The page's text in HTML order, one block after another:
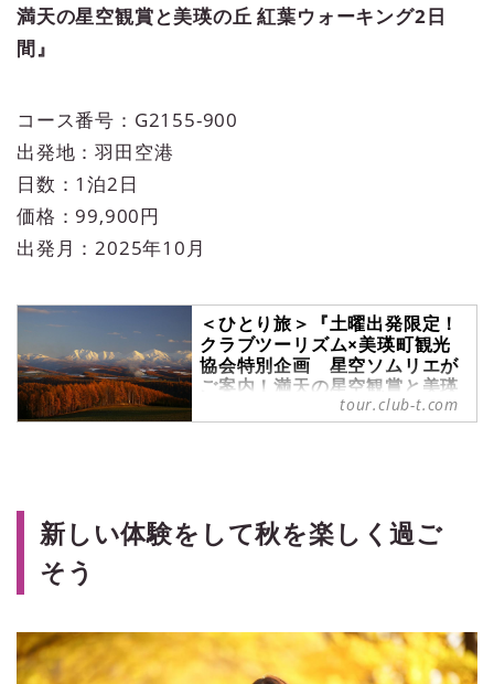
満天の星空観賞と美瑛の丘 紅葉ウォーキング2日
間』
コース番号：G2155-900
出発地：羽田空港
日数：1泊2日
価格：99,900円
出発月：2025年10月
＜ひとり旅＞『土曜出発限定！
クラブツーリズム×美瑛町観光
協会特別企画 星空ソムリエが
ご案内！満天の星空観賞と美瑛
の丘 紅葉ウォーキング２日間』
｜クラブツーリズム
の星空観賞と美瑛の丘 紅葉ウォーキ
ング２日間』の紹介をしています。
tour.club-t.com
新しい体験をして秋を楽しく過ご
そう